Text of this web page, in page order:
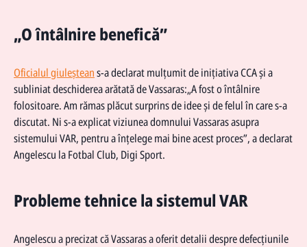
„O întâlnire benefică”
Oficialul giuleșteans-a declarat mulțumit de inițiativa CCA și a
subliniat deschiderea arătată de Vassaras:„A fost o întâlnire
folositoare. Am rămas plăcut surprins de idee și de felul în care s-a
discutat. Ni s-a explicat viziunea domnului Vassaras asupra
sistemului VAR, pentru a înțelege mai bine acest proces”, a declarat
Angelescu la Fotbal Club, Digi Sport.
Probleme tehnice la sistemul VAR
Angelescu a precizat că Vassaras a oferit detalii despre defecțiunile